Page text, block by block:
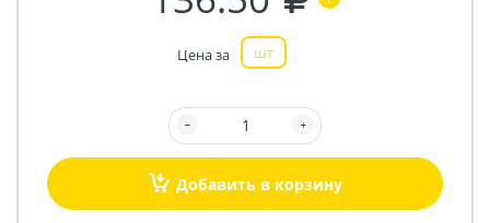
Цена за шт
Добавить в корзину